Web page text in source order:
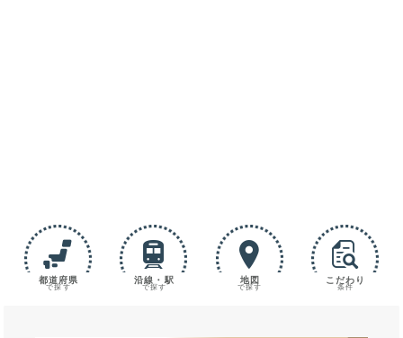
都道府県
で探す
沿線・駅
で探す
地図
で探す
こだわり
条件